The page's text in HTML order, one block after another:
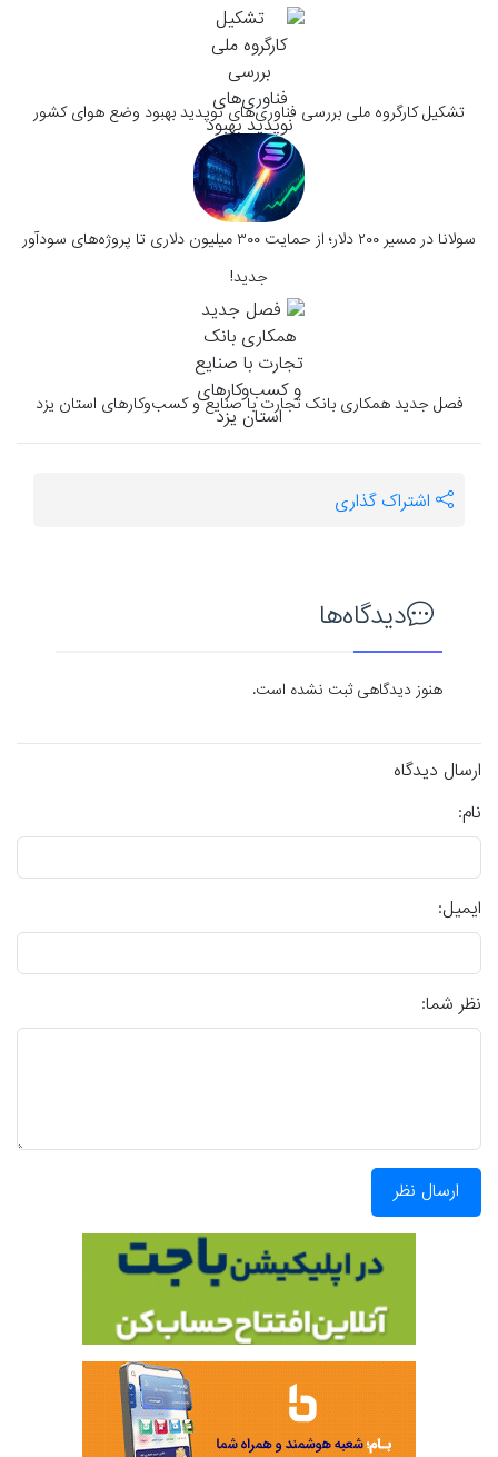
تشکیل کارگروه ملی بررسی فناوری‌های نوپدید بهبود وضع هوای کشور
سولانا در مسیر ۲۰۰ دلار؛ از حمایت ۳۰۰ میلیون دلاری تا پروژه‌های سودآور
جدید!
فصل جدید همکاری بانک تجارت با صنایع و کسب‌وکارهای استان یزد
اشتراک گذاری
دیدگاه‌ها
هنوز دیدگاهی ثبت نشده است.
ارسال دیدگاه
نام:
ایمیل:
نظر شما:
ارسال نظر